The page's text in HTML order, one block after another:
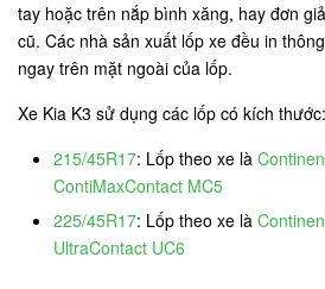
tay hoặc trên nắp bình xăng, hay đơn
cũ. Các nhà sản xuất lốp xe đều in
ngay trên mặt ngoài của lốp.
Xe Kia K3 sử dụng các lốp có kích thước:
215/45R17: Lốp theo xe là
ContiMaxContact MC5
225/45R17: Lốp theo xe là
UltraContact UC6